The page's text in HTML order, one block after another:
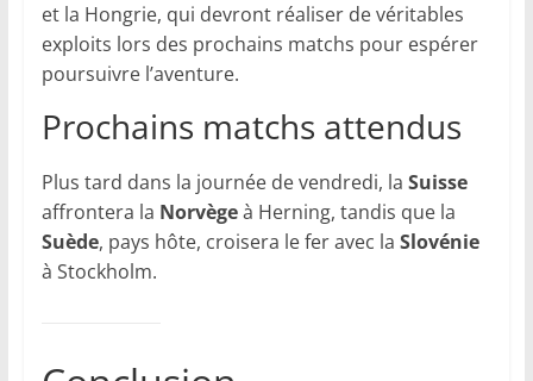
et la Hongrie, qui devront réaliser de véritables
exploits lors des prochains matchs pour espérer
poursuivre l’aventure.
Prochains matchs attendus
Plus tard dans la journée de vendredi, la Suisse
affrontera la Norvègeà Herning, tandis que la
Suède, pays hôte, croisera le fer avec la Slovénie
à Stockholm.